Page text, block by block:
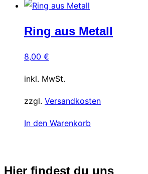
Ring aus Metall
8,00 €
inkl. MwSt.
zzgl. Versandkosten
In den Warenkorb
Hier findest du uns